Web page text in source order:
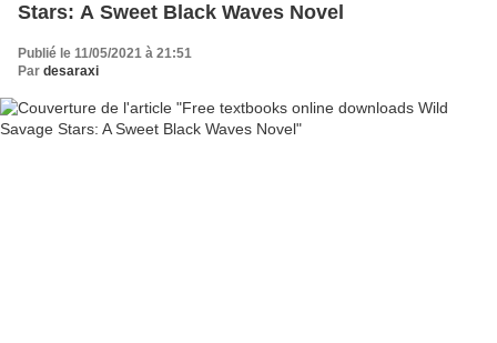
Stars: A Sweet Black Waves Novel
Publié le 11/05/2021 à 21:51
Par desaraxi